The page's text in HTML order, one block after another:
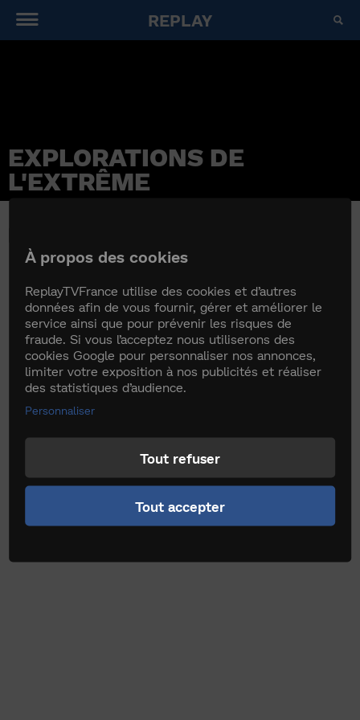
REPLAY
EXPLORATIONS DE
L'EXTRÊME
À propos des cookies
ReplayTVFrance utilise des cookies et d’autres
données afin de vous fournir, gérer et améliorer le
service ainsi que pour prévenir les risques de
fraude. Si vous l’acceptez nous utiliserons des
cookies Google pour personnaliser nos annonces,
limiter votre exposition à nos publicités et réaliser
des statistiques d’audience.
Personnaliser
Tout refuser
Tout accepter